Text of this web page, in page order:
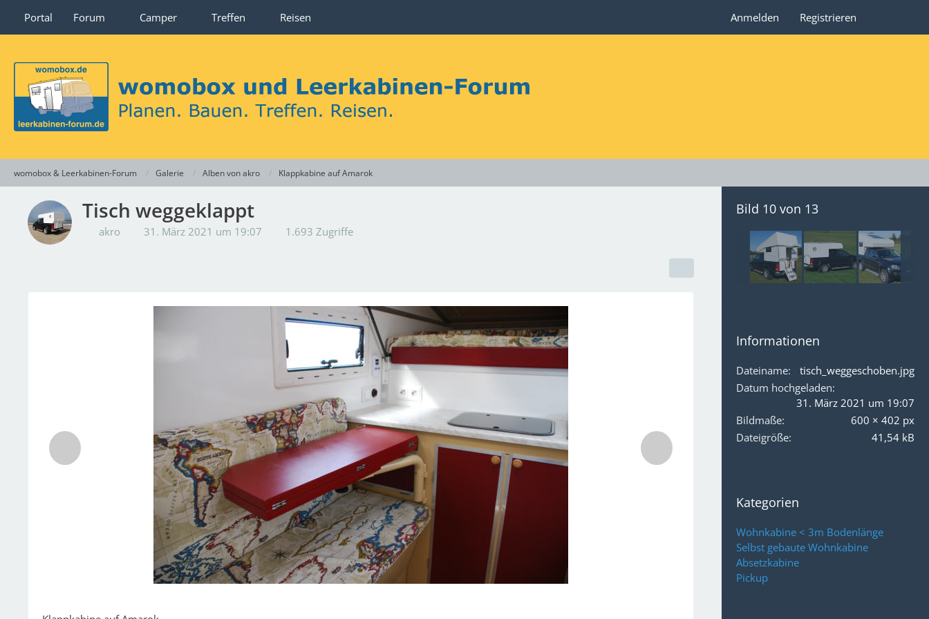
Portal Forum Camper Treffen Reisen Anmelden Registrieren
womobox & Leerkabinen-Forum Galerie Alben von akro Klappkabine auf Amarok
Tisch weggeklappt
akro 31. März 2021 um 19:07 1.693 Zugriffe
Bild 10 von 13
Informationen
Dateiname
tisch_weggeschoben.jpg
Datum hochgeladen
31. März 2021 um 19:07
Bildmaße
600 × 402 px
Dateigröße
41,54 kB
Kategorien
Wohnkabine < 3m Bodenlänge
Selbst gebaute Wohnkabine
Absetzkabine
Pickup